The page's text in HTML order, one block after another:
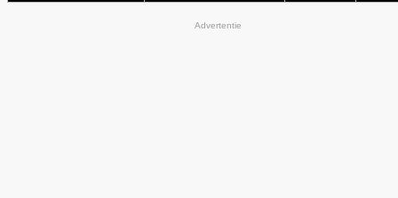
Advertentie